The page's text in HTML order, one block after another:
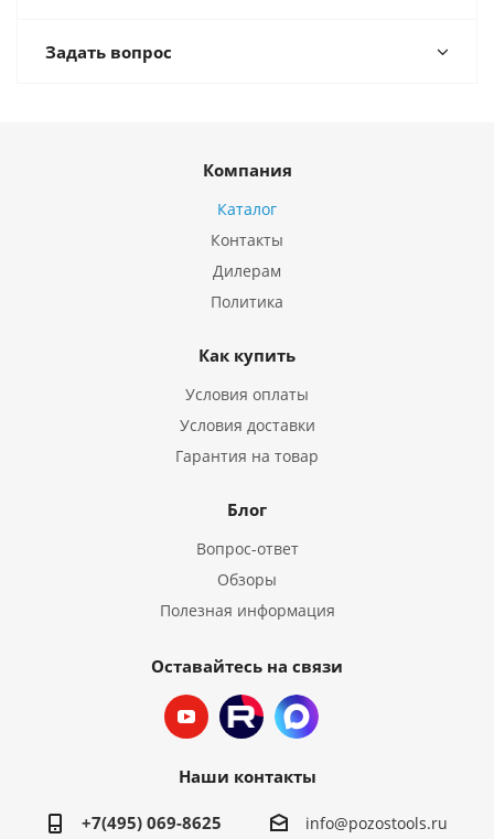
Задать вопрос
Компания
Каталог
Контакты
Дилерам
Политика
Как купить
Условия оплаты
Условия доставки
Гарантия на товар
Блог
Вопрос-ответ
Обзоры
Полезная информация
Оставайтесь на связи
Наши контакты
+7(495) 069-8625 info@pozostools.ru